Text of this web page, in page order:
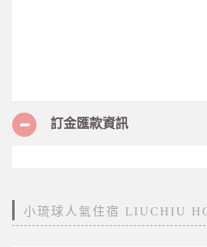
訂金匯款資訊
小琉球人氣住宿 LIUCHIU